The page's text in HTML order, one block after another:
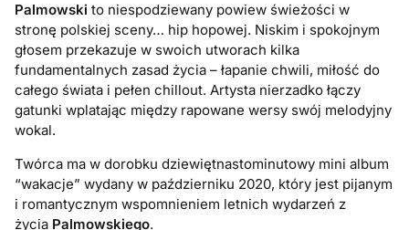
Palmowski to niespodziewany powiew świeżości w
stronę polskiej sceny… hip hopowej. Niskim i spokojnym
głosem przekazuje w swoich utworach kilka
fundamentalnych zasad życia – łapanie chwili, miłość do
całego świata i pełen chillout. Artysta nierzadko łączy
gatunki wplatając między rapowane wersy swój melodyjny
wokal.
Twórca ma w dorobku dziewiętnastominutowy mini album
“wakacje” wydany w październiku 2020, który jest pijanym
i romantycznym wspomnieniem letnich wydarzeń z
życia Palmowskiego.